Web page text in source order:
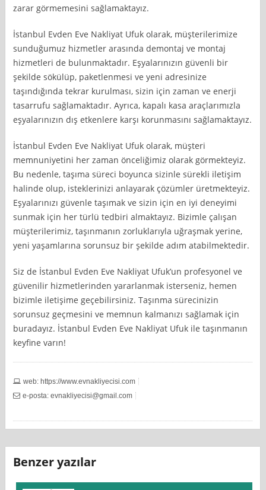
zarar görmemesini sağlamaktayız.
İstanbul Evden Eve Nakliyat Ufuk olarak, müşterilerimize
sunduğumuz hizmetler arasında demontaj ve montaj
hizmetleri de bulunmaktadır. Eşyalarınızın güvenli bir
şekilde sökülüp, paketlenmesi ve yeni adresinize
taşındığında tekrar kurulması, sizin için zaman ve enerji
tasarrufu sağlamaktadır. Ayrıca, kapalı kasa araçlarımızla
eşyalarınızın dış etkenlere karşı korunmasını sağlamaktayız.
İstanbul Evden Eve Nakliyat Ufuk olarak, müşteri
memnuniyetini her zaman önceliğimiz olarak görmekteyiz.
Bu nedenle, taşıma süreci boyunca sizinle sürekli iletişim
halinde olup, isteklerinizi anlayarak çözümler üretmekteyiz.
Eşyalarınızı güvenle taşımak ve sizin için en iyi deneyimi
sunmak için her türlü tedbiri almaktayız. Bizimle çalışan
müşterilerimiz, taşınmanın zorluklarıyla uğraşmak yerine,
yeni yaşamlarına sorunsuz bir şekilde adım atabilmektedir.
Siz de İstanbul Evden Eve Nakliyat Ufuk’un profesyonel ve
güvenilir hizmetlerinden yararlanmak isterseniz, hemen
bizimle iletişime geçebilirsiniz. Taşınma sürecinizin
sorunsuz geçmesini ve memnun kalmanızı sağlamak için
buradayız. İstanbul Evden Eve Nakliyat Ufuk ile taşınmanın
keyfine varın!
web: https://www.evnakliyecisi.com
e-posta:evnakliyecisi@gmail.com
Benzer yazılar